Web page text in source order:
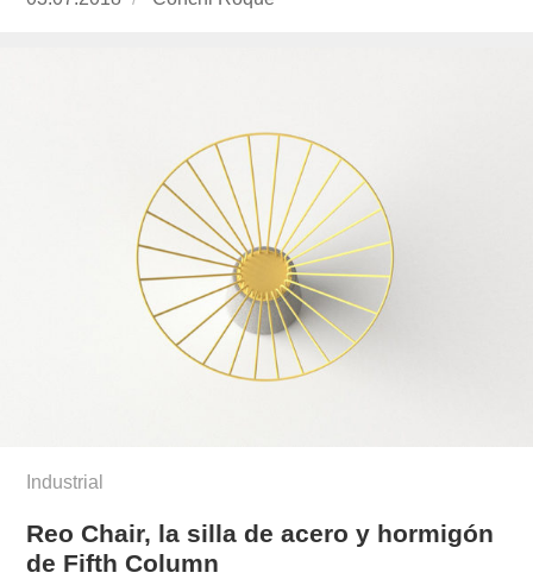
Industrial
Reo Chair, la silla de acero y hormigón
de Fifth Column